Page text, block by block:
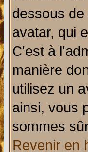
dessous
avatar, qui
C'est à
manière
utilisez un
ainsi, vous
sommes
Revenir en